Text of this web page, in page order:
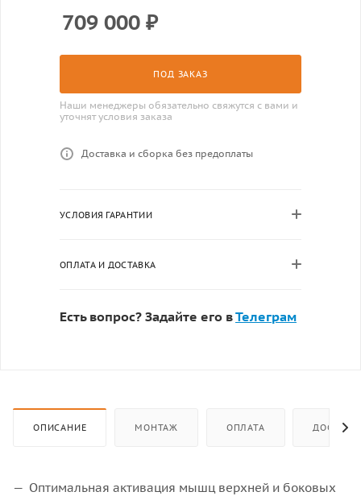
709 000 ₽
ПОД ЗАКАЗ
Наши менеджеры обязательно свяжутся с вами и
уточнят условия заказа
Доставка и сборка без предоплаты
УСЛОВИЯ ГАРАНТИИ
ОПЛАТА И ДОСТАВКА
Есть вопрос? Задайте его вТелеграм
ОПИСАНИЕ МОНТАЖ ОПЛАТА
Оптимальная активация мышц верхней и боковых